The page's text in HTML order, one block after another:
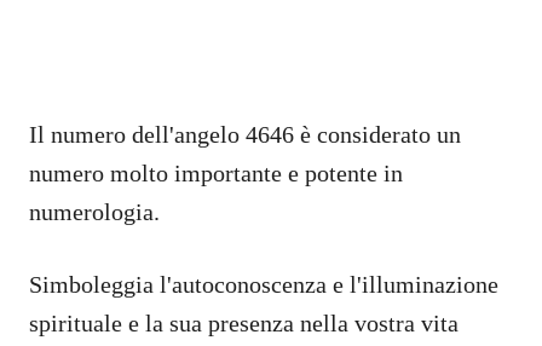
Il numero dell'angelo 4646 è considerato un
numero molto importante e potente in
numerologia.
Simboleggia l'autoconoscenza e l'illuminazione
spirituale e la sua presenza nella vostra vita